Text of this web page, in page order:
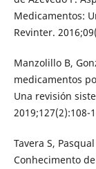
Medicamentos:
Revinter.
Manzolillo B,
medicamentos
Una revisión
2019;127(2):108-
Tavera S,
Conhecimento